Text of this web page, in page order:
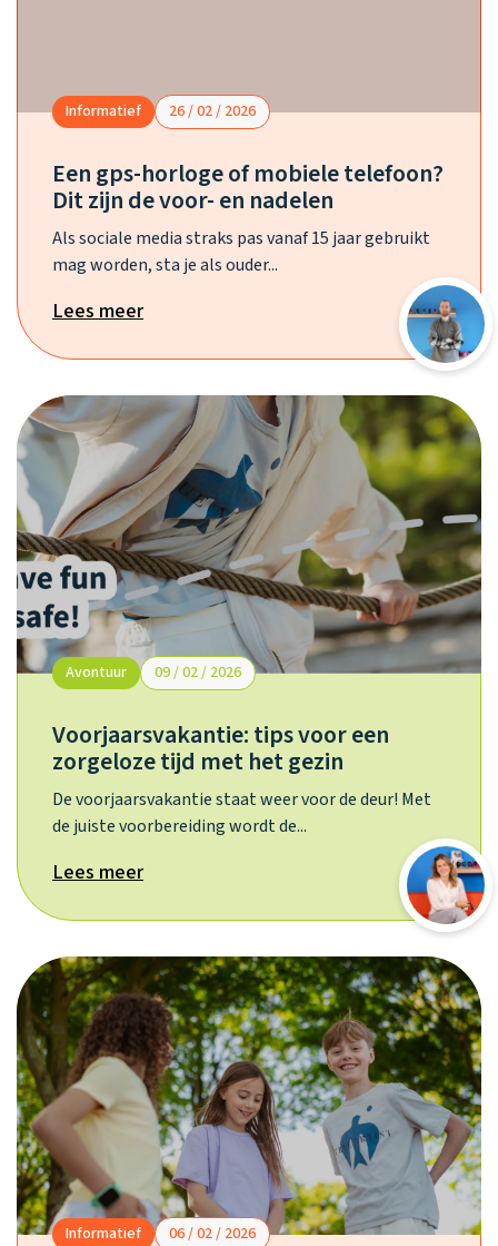
Informatief 26 / 02 / 2026
Een gps-horloge of mobiele telefoon?
Dit zijn de voor- en nadelen
Als sociale media straks pas vanaf 15 jaar gebruikt
mag worden, sta je als ouder...
Lees meer
Avontuur 09 / 02 / 2026
Voorjaarsvakantie: tips voor een
zorgeloze tijd met het gezin
De voorjaarsvakantie staat weer voor de deur! Met
de juiste voorbereiding wordt de...
Lees meer
Informatief 06 / 02 / 2026